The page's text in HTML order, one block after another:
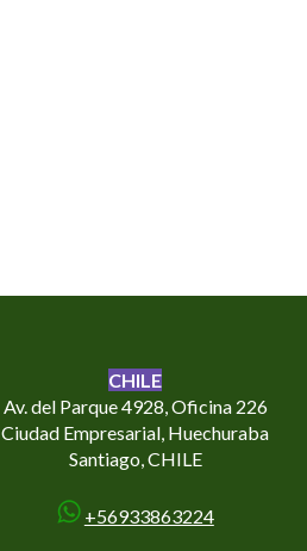
CHILE
Av. del Parque 4928, Oficina 226
Ciudad Empresarial, Huechuraba
Santiago, CHILE
+56933863224